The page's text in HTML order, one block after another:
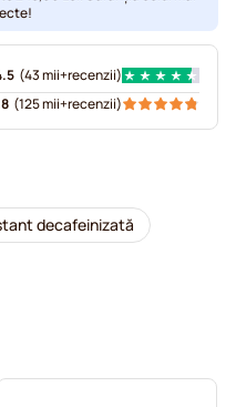
(43 mii+recenzii)
(125 mii+recenzii)
decafeinizată